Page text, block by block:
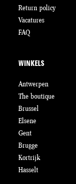
Return policy
Vacatures
FAQ
WINKELS
Antwerpen
The boutique
Brussel
Elsene
Gent
Brugge
Kortrijk
Hasselt